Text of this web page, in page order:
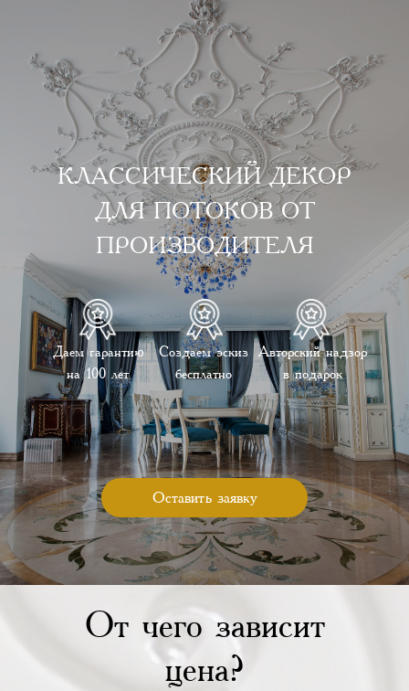
Оставить заявку
КЛАССИЧЕСКИЙ ДЕКОР
ДЛЯ ПОТОКОВ ОТ
ПРОИЗВОДИТЕЛЯ
Даем гарантию
на 100 лет
Создаем эскиз
бесплатно
Авторский надзор
в подарок
От чего зависит
цена?